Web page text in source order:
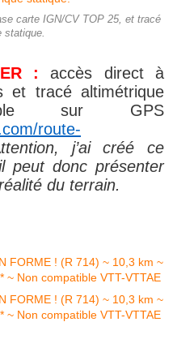
carte IGN/CV TOP 25, et tracé
statique.
:accès direct à
et tracé altimétrique
sur GPS
route-
ttention, j’ai créé ce
peut donc présenter
du terrain.